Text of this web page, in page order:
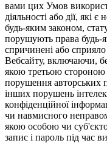
вами цих Умов
діяльності або дії, які
будь-яким законом,
порушують права будь-
спричинені або
Вебсайту, включаючи,
якою третьою стороною
порушення авторських
інших порушень
конфіденційної
чи навмисного
якою особою чи
запис і пароль під час